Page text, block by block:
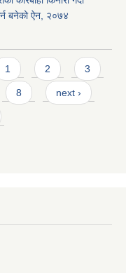
बनेको ऐन, २०७४
1 2 3
8 next ›